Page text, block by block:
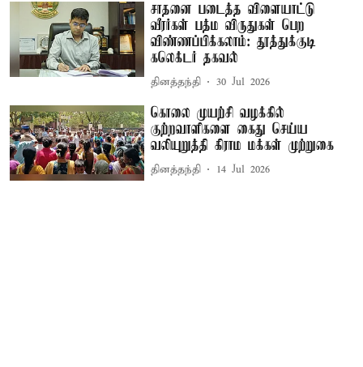
சாதனை படைத்த விளையாட்டு
வீரர்கள் பத்ம விருதுகள் பெற
விண்ணப்பிக்கலாம்: தூத்துக்குடி
கலெக்டர் தகவல்
தினத்தந்தி 30 Jul 2026
கொலை முயற்சி வழக்கில்
குற்றவாளிகளை கைது செய்ய
வலியுறுத்தி கிராம மக்கள் முற்றுகை
தினத்தந்தி 14 Jul 2026